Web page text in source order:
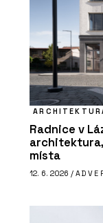
Radnice v
místa
12. 6. 2026 /